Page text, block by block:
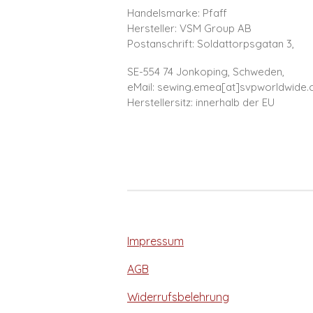
Handelsmarke: Pfaff
Hersteller: VSM Group AB
Postanschrift: Soldattorpsgatan 3,
SE-554 74 Jonkoping, Schweden,
eMail:
Herstellersitz: innerhalb der EU
Impressum
AGB
Widerrufsbelehrung